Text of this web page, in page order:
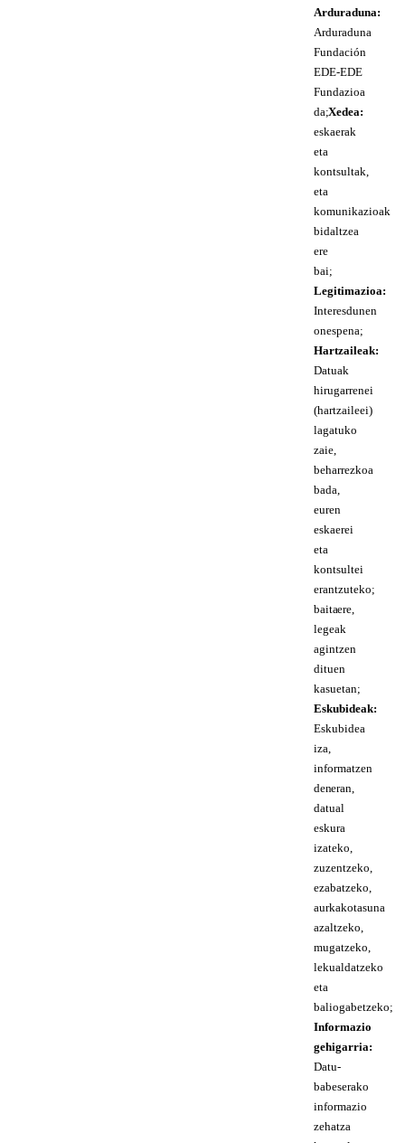
Arduraduna:
Arduraduna
Fundación
EDE-EDE
Fundazioa
da;Xedea:
eskaerak
eta
kontsultak,
eta
komunikazioak
bidaltzea
ere
bai;
Legitimazioa:
Interesdunen
onespena;
Hartzaileak:
Datuak
hirugarrenei
(hartzaileei)
lagatuko
zaie,
beharrezkoa
bada,
euren
eskaerei
eta
kontsultei
erantzuteko;
baita ere,
legeak
agintzen
dituen
kasuetan;
Eskubideak:
Eskubidea
iza,
informatzen
den eran,
datual
eskura
izateko,
zuzentzeko,
ezabatzeko,
aurkakotasuna
azaltzeko,
mugatzeko,
lekualdatzeko
eta
baliogabetzeko;
Informazio
gehigarria:
Datu-
babeserako
informazio
zehatza